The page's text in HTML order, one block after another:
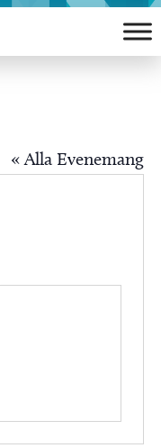
« Alla Evenemang